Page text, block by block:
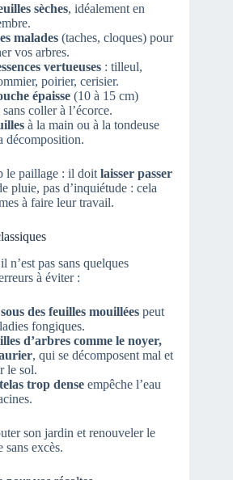
sèches, idéalement en
malades (taches, cloques) pour
vos arbres.
vertueuses : tilleul,
poirier, cerisier.
épaisse (10 à 15 cm)
coller à l’écorce.
à la main ou à la tondeuse
décomposition.
le paillage : il doit laisser passer
pluie, pas d’inquiétude : cela
à faire leur travail.
n’est pas sans quelques
à éviter :
des feuilles mouillées peut
fongiques.
d’arbres comme le noyer,
, qui se décomposent mal et
le sol.
trop dense empêche l’eau
son jardin et renouveler le
sans excès.